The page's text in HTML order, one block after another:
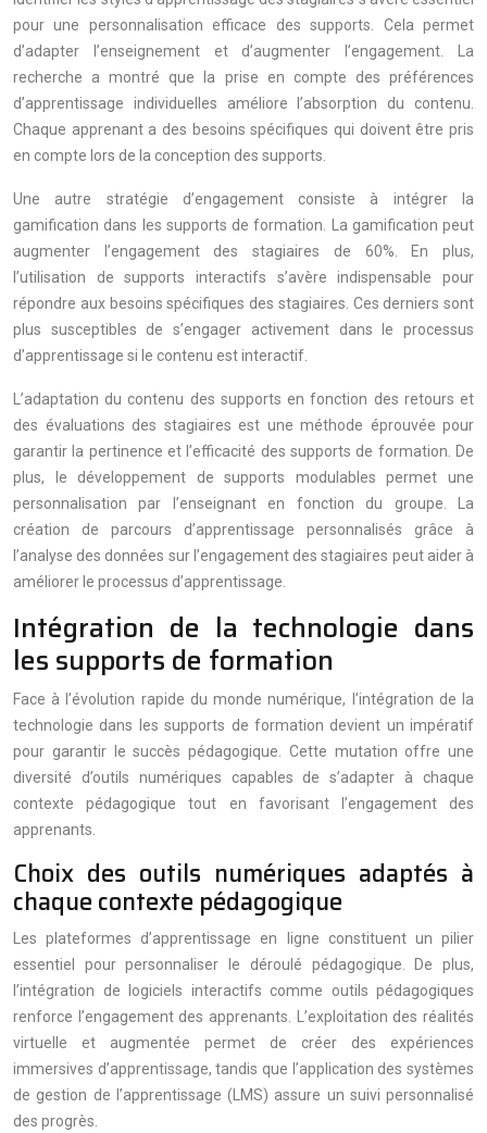
pour une personnalisation efficace des supports. Cela permet
d’adapter l’enseignement et d’augmenter l’engagement. La
recherche a montré que la prise en compte des préférences
d’apprentissage individuelles améliore l’absorption du contenu.
Chaque apprenant a des besoins spécifiques qui doivent être pris
en compte lors de la conception des supports.
Une autre stratégie d’engagement consiste à intégrer la
gamification dans les supports de formation. La gamification peut
augmenter l’engagement des stagiaires de 60%. En plus,
l’utilisation de supports interactifs s’avère indispensable pour
répondre aux besoins spécifiques des stagiaires. Ces derniers sont
plus susceptibles de s’engager activement dans le processus
d’apprentissage si le contenu est interactif.
L’adaptation du contenu des supports en fonction des retours et
des évaluations des stagiaires est une méthode éprouvée pour
garantir la pertinence et l’efficacité des supports de formation. De
plus, le développement de supports modulables permet une
personnalisation par l’enseignant en fonction du groupe. La
création de parcours d’apprentissage personnalisés grâce à
l’analyse des données sur l’engagement des stagiaires peut aider à
améliorer le processus d’apprentissage.
Intégration de la technologie dans
les supports de formation
Face à l’évolution rapide du monde numérique, l’intégration de la
technologie dans les supports de formation devient un impératif
pour garantir le succès pédagogique. Cette mutation offre une
diversité d’outils numériques capables de s’adapter à chaque
contexte pédagogique tout en favorisant l’engagement des
apprenants.
Choix des outils numériques adaptés à
chaque contexte pédagogique
Les plateformes d’apprentissage en ligne constituent un pilier
essentiel pour personnaliser le déroulé pédagogique. De plus,
l’intégration de logiciels interactifs comme outils pédagogiques
renforce l’engagement des apprenants. L’exploitation des réalités
virtuelle et augmentée permet de créer des expériences
immersives d’apprentissage, tandis que l’application des systèmes
de gestion de l’apprentissage (LMS) assure un suivi personnalisé
des progrès.